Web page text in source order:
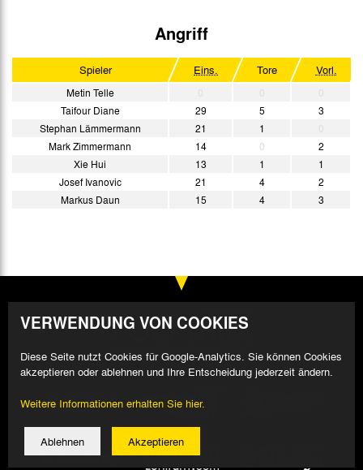
Angriff
Spieler Eins. Tore Vorl.
Metin Telle
Taifour Diane
29 5
3
Stephan Lämmermann
21 1
Mark Zimmermann
14 0
2
Xie Hui
13 1
1
Josef Ivanovic
21 4
2
Markus Daun
15 4 3
VERWENDUNG VON COOKIES
Diese Seite nutzt Cookies für Google-Analytics. Sie können Cookies
akzeptieren oder ablehnen und Ihre Entscheidung jederzeit ändern.
Weitere Informationen erhalten Sie hier.
Ablehnen Akzeptieren